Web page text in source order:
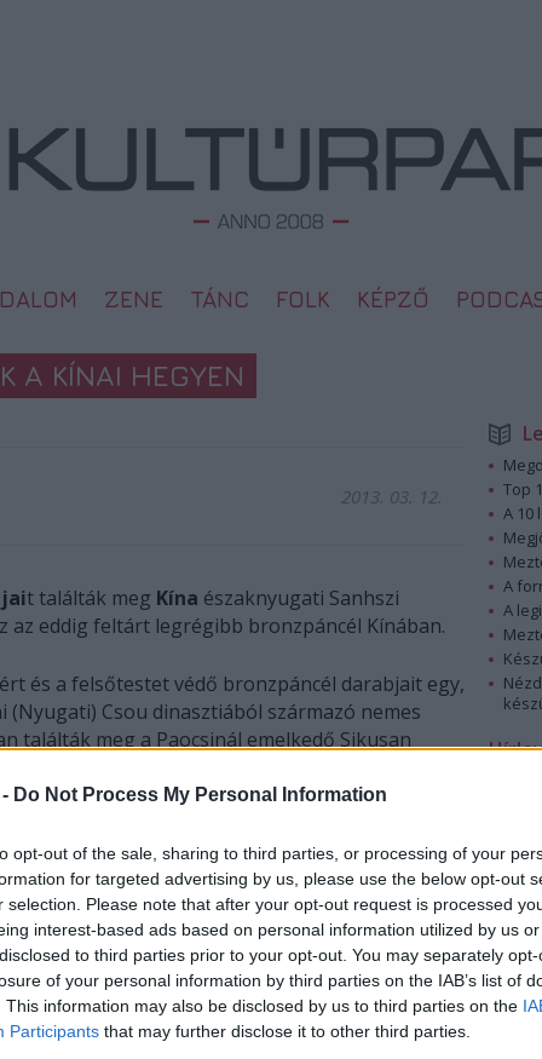
Do Not Process My Personal Information
opt-out of the sale, sharing to third parties, or processing of your
for targeted advertising by us, please use the below opt-out
selection. Please note that after your opt-out request is processed
interest-based ads based on personal information utilized by us
to third parties prior to your opt-out. You may separately
of your personal information by third parties on the IAB’s list of
This information may also be disclosed by us to third parties on the
Participants that may further disclose it to other third parties.
ZENE TÁNC FOLK KÉPZŐ
A KÍNAI HEGYEN
2013. 03. 12.
t találták meg Kína északnyugati Sanhszi
az eddig feltárt legrégibb bronzpáncél Kínában.
és a felsőtestet védő bronzpáncél darabjait egy,
(Nyugati) Csou dinasztiából származó nemes
találták meg a Paocsinál emelkedő Sikusan
a lelet Kína hadtörténelmének egy kevéssé ismert
segít fényt deríteni, mivel a Csin dinasztia (Kr.e.
előtti vértleletek igen ritkák. A Csin dinasztia
földbe temetett híres agyaghadsereg
is nagyon keveset lehetett tudni, a most
bronz páncéldarabokat azonban még
kovácsolták - mondta a régész.
Top
A 10
A
A